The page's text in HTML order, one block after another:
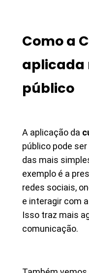
Como a
aplicada
público
A aplicação da
público pode
das mais
exemplo é a
redes sociais,
e interagir com
Isso traz mais
comunicação.